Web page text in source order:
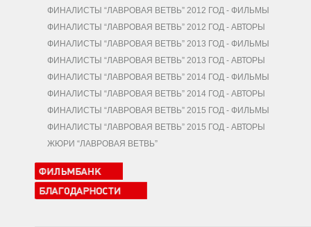
ФИНАЛИСТЫ “ЛАВРОВАЯ ВЕТВЬ” 2012 ГОД - ФИЛЬМЫ
ФИНАЛИСТЫ “ЛАВРОВАЯ ВЕТВЬ” 2012 ГОД - АВТОРЫ
ФИНАЛИСТЫ “ЛАВРОВАЯ ВЕТВЬ” 2013 ГОД - ФИЛЬМЫ
ФИНАЛИСТЫ “ЛАВРОВАЯ ВЕТВЬ” 2013 ГОД - АВТОРЫ
ФИНАЛИСТЫ “ЛАВРОВАЯ ВЕТВЬ” 2014 ГОД - ФИЛЬМЫ
ФИНАЛИСТЫ “ЛАВРОВАЯ ВЕТВЬ” 2014 ГОД - АВТОРЫ
ФИНАЛИСТЫ “ЛАВРОВАЯ ВЕТВЬ” 2015 ГОД - ФИЛЬМЫ
ФИНАЛИСТЫ “ЛАВРОВАЯ ВЕТВЬ” 2015 ГОД - АВТОРЫ
ЖЮРИ “ЛАВРОВАЯ ВЕТВЬ”